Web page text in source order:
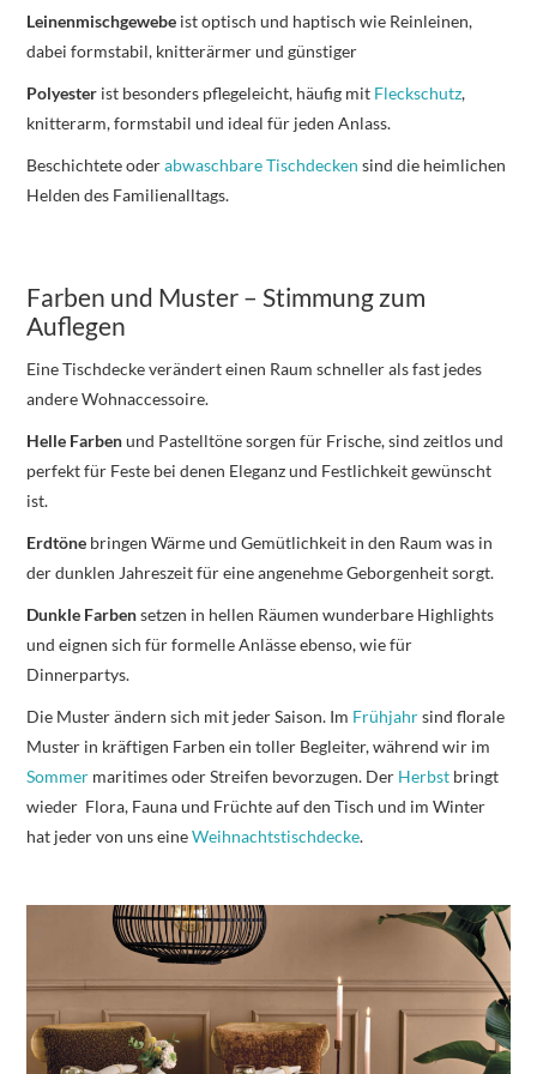
Leinenmischgewebe ist optisch und haptisch wie Reinleinen,
dabei formstabil, knitterärmer und günstiger
Polyester ist besonders pflegeleicht, häufig mit Fleckschutz,
knitterarm, formstabil und ideal für jeden Anlass.
Beschichtete oderabwaschbare Tischdecken sind die heimlichen
Helden des Familienalltags.
Farben und Muster – Stimmung zum
Auflegen
Eine Tischdecke verändert einen Raum schneller als fast jedes
andere Wohnaccessoire.
Helle Farbenund Pastelltöne sorgen für Frische, sind zeitlos und
perfekt für Feste bei denen Eleganz und Festlichkeit gewünscht
ist.
Erdtöne bringen Wärme und Gemütlichkeit in den Raum was in
der dunklen Jahreszeit für eine angenehme Geborgenheit sorgt.
Dunkle Farbensetzen in hellen Räumen wunderbare Highlights
und eignen sich für formelle Anlässe ebenso, wie für
Dinnerpartys.
Die Muster ändern sich mit jeder Saison. Im Frühjahrsind florale
Muster in kräftigen Farben ein toller Begleiter, während wir im
Sommer maritimes oder Streifen bevorzugen. Der Herbst bringt
wieder Flora, Fauna und Früchte auf den Tisch und im Winter
hat jeder von uns eineWeihnachtstischdecke.